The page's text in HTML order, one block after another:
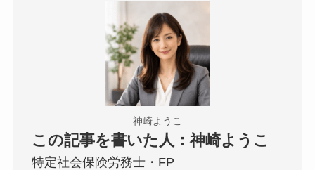
神崎ようこ
この記事を書いた人：神崎ようこ
特定社会保険労務士・FP